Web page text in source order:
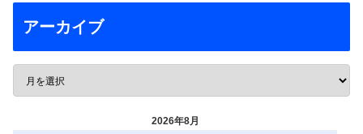
アーカイブ
2026年8月